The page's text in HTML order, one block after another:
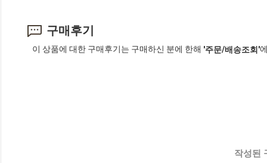
구매후기
이 상품에 대한 구매후기는 구매하신 분에 한해 '주문/배송조회'
작성된